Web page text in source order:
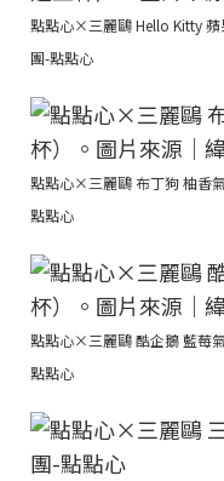
點點心×三麗鷗 Hello Kitty 蘋
團-點點心
點點心×三麗鷗 布丁狗 柚香
點點心
點點心×三麗鷗 酷企鵝 藍莓
點點心